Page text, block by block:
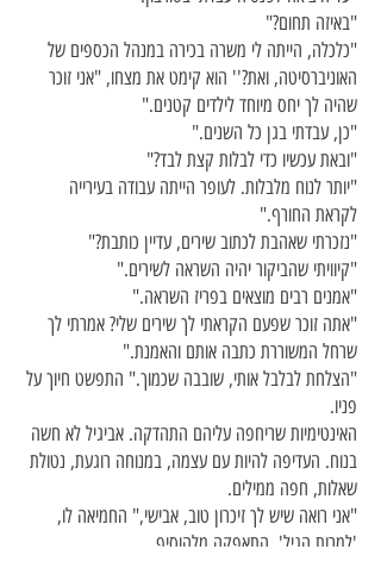
"באיזה תחום?"
"כלכלה, הייתה לי משרה בכירה במנהל הכספים של
האוניברסיטה, ואת?'' הוא קימט את מצחו, "אני זוכר
שהיה לך יחס מיוחד לילדים קטנים."
"כן, עבדתי בגן כל השנים."
"ובאת עכשיו כדי לבלות קצת לבד?"
"יותר לנוח מלבלות. לעופר הייתה עבודה בעירייה
לקראת החורף."
"נזכרתי שאהבת לכתוב שירים, עדיין כותבת?"
"קיוויתי שהביקור יהיה השראה לשירים."
"אמנים רבים מוצאים בפריז השראה."
"אתה זוכר שפעם הקראתי לך שירים שלי? אמרתי לך
שרחל המשוררת כתבה אותם והאמנת."
"הצלחת לבלבל אותי, שובבה שכמוך." התפשט חיוך על
פניו.
האינטימיות שריחפה עליהם התהדקה. אביגיל לא חשה
בנוח. העדיפה להיות עם עצמה, במנוחה רוגעת, נטולת
שאלות, חפה ממילים.
"אני רואה שיש לך זיכרון טוב, אבישי," החמיאה לו,
'למרות הגיל', התאפקה מלהוסיף.